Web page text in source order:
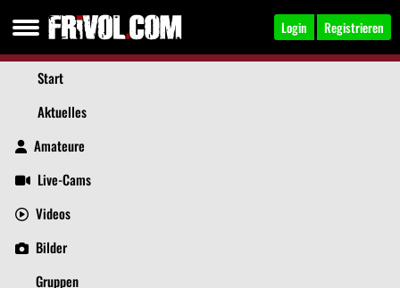
Login Registrieren
Start
Aktuelles
Amateure
Live-Cams
Videos
Bilder
Gruppen
PennyPie